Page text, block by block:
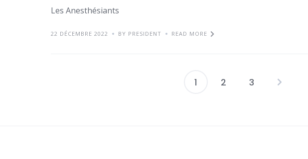
Les Anesthésiants
22 DÉCEMBRE 2022 BY PRESIDENT READ MORE
Pagination
1 2 3